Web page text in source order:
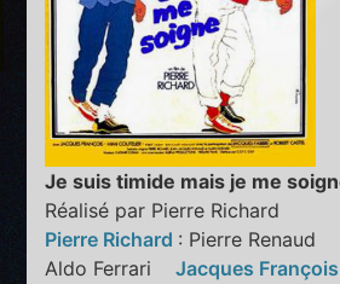
Je suis timide mais je me
Réalisé par Pierre Richard
Pierre Richard : Pierre Renaud
Aldo FerrariJacques François